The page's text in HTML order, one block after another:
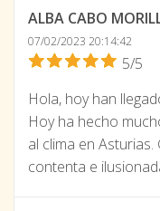
ALBA CABO
07/02/2023 20:14:42
5/5
Hola, hoy han
Hoy ha hecho
al clima en
contenta e